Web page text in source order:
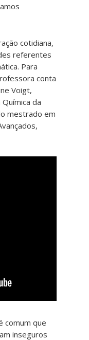
cotidiana,
referentes
Para
conta
Voigt,
da
mestrado em
comum que
inseguros